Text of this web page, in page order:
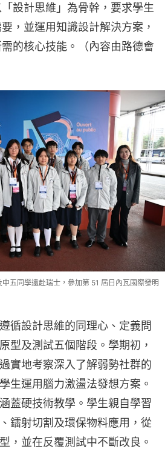
設計思維」為骨幹，要求學生
，並運用知識設計解決方案，
的核心技能。（內容由路德會
五同學遠赴瑞士，參加第 51 屆日內瓦國際發明
循設計思維的同理心、定義問
型及測試五個階段。學期初，
實地考察深入了解弱勢社群的
生運用腦力激盪法發想方案。
蓋硬技術教學。學生親自學習
鐳射切割及環保物料應用，從
，並在反覆測試中不斷改良。